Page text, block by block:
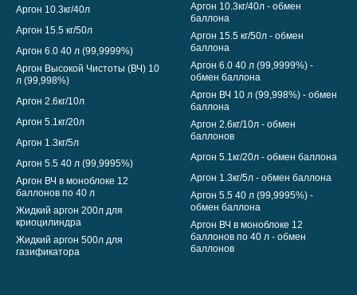
Аргон 10.3кг/40л
Аргон 15.5 кг/50л
Аргон 6.0 40 л (99,9999%)
Аргон Высокой Чистоты (ВЧ) 10
л (99,998%)
Аргон 2.6кг/10л
Аргон 5.1кг/20л
Аргон 1.3кг/5л
Аргон 5.5 40 л (99,9995%)
Аргон ВЧ в моноблоке 12
баллонов по 40 л
Жидкий аргон 200л для
криоцилиндра
Жидкий аргон 500л для
газификатора
Аргон 10.3кг/40л - обмен
баллона
Аргон 15.5 кг/50л - обмен
баллона
Аргон 6.0 40 л (99,9999%) -
обмен баллона
Аргон ВЧ 10 л (99,998%) - обмен
баллона
Аргон 2.6кг/10л - обмен
баллонов
Аргон 5.1кг/20л - обмен баллона
Аргон 1.3кг/5л - обмен баллона
Аргон 5.5 40 л (99,9995%) -
обмен баллона
Аргон ВЧ в моноблоке 12
баллонов по 40 л - обмен
баллонов